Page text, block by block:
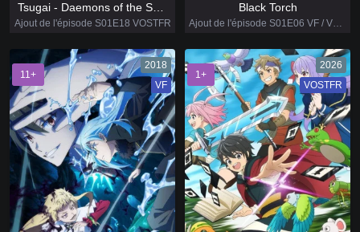
Tsugai - Daemons of the Shadow Realm
Ajout de l'épisode S01E18 VOSTFR
Black Torch
Ajout de l'épisode S01E06 VF / VOSTFR
11+
2018
VF
1+
2026
VOSTFR